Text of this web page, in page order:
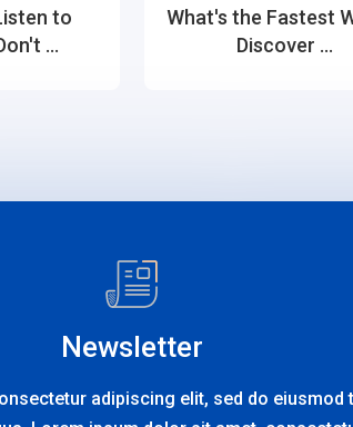
to
...
What's the Fastest
Discover ...
Newsletter
adipiscing elit, sed do eiusmod